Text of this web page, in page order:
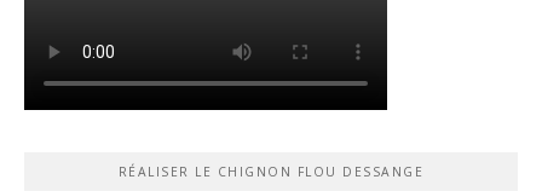
RÉALISER LE CHIGNON FLOU DESSANGE